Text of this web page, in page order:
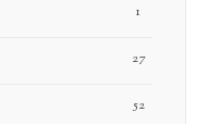
1
27
52